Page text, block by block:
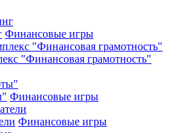
Финансовые игры
"Финансовая грамотность"
Финансовые игры
Финансовые игры